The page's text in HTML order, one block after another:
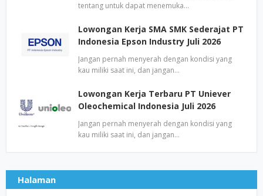
tentang untuk dapat menemuka…
Lowongan Kerja SMA SMK Sederajat PT
Indonesia Epson Industry Juli 2026
Jangan pernah menyerah dengan kondisi yang
kau miliki saat ini, dan jangan…
Lowongan Kerja Terbaru PT Uniever
Oleochemical Indonesia Juli 2026
Jangan pernah menyerah dengan kondisi yang
kau miliki saat ini, dan jangan…
Halaman